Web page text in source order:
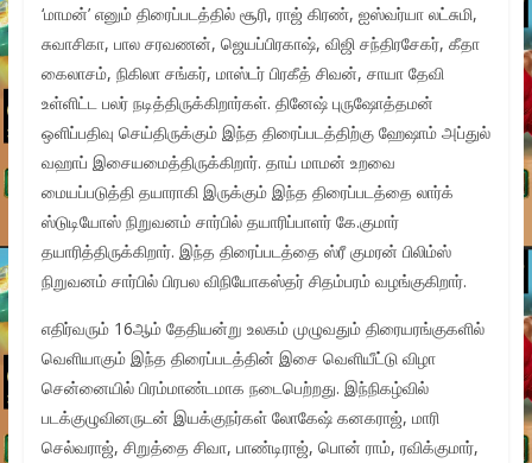
‘மாமன்’ எனும் திரைப்படத்தில் சூரி, ராஜ் கிரண், ஐஸ்வர்யா லட்சுமி,
சுவாசிகா, பால சரவணன், ஜெயப்பிரகாஷ், விஜி சந்திரசேகர், கீதா
கைலாசம், நிகிலா சங்கர், மாஸ்டர் பிரகீத் சிவன், சாயா தேவி
உள்ளிட்ட பலர் நடித்திருக்கிறார்கள். தினேஷ் புருஷோத்தமன்
ஒளிப்பதிவு செய்திருக்கும் இந்த திரைப்படத்திற்கு ஹேஷாம் அப்துல்
வஹாப் இசையமைத்திருக்கிறார். தாய் மாமன் உறவை
மையப்படுத்தி தயாராகி இருக்கும் இந்த திரைப்படத்தை லார்க்
ஸ்டுடியோஸ் நிறுவனம் சார்பில் தயாரிப்பாளர் கே.குமார்
தயாரித்திருக்கிறார். இந்த திரைப்படத்தை ஸ்ரீ குமரன் பிலிம்ஸ்
நிறுவனம் சார்பில் பிரபல விநியோகஸ்தர் சிதம்பரம் வழங்குகிறார்.
எதிர்வரும் 16ஆம் தேதியன்று உலகம் முழுவதும் திரையரங்குகளில்
வெளியாகும் இந்த திரைப்படத்தின் இசை வெளியீட்டு விழா
சென்னையில் பிரம்மாண்டமாக நடைபெற்றது. இந்நிகழ்வில்
படக்குழுவினருடன் இயக்குநர்கள் லோகேஷ் கனகராஜ், மாரி
செல்வராஜ், சிறுத்தை சிவா, பாண்டிராஜ், பொன் ராம், ரவிக்குமார்,